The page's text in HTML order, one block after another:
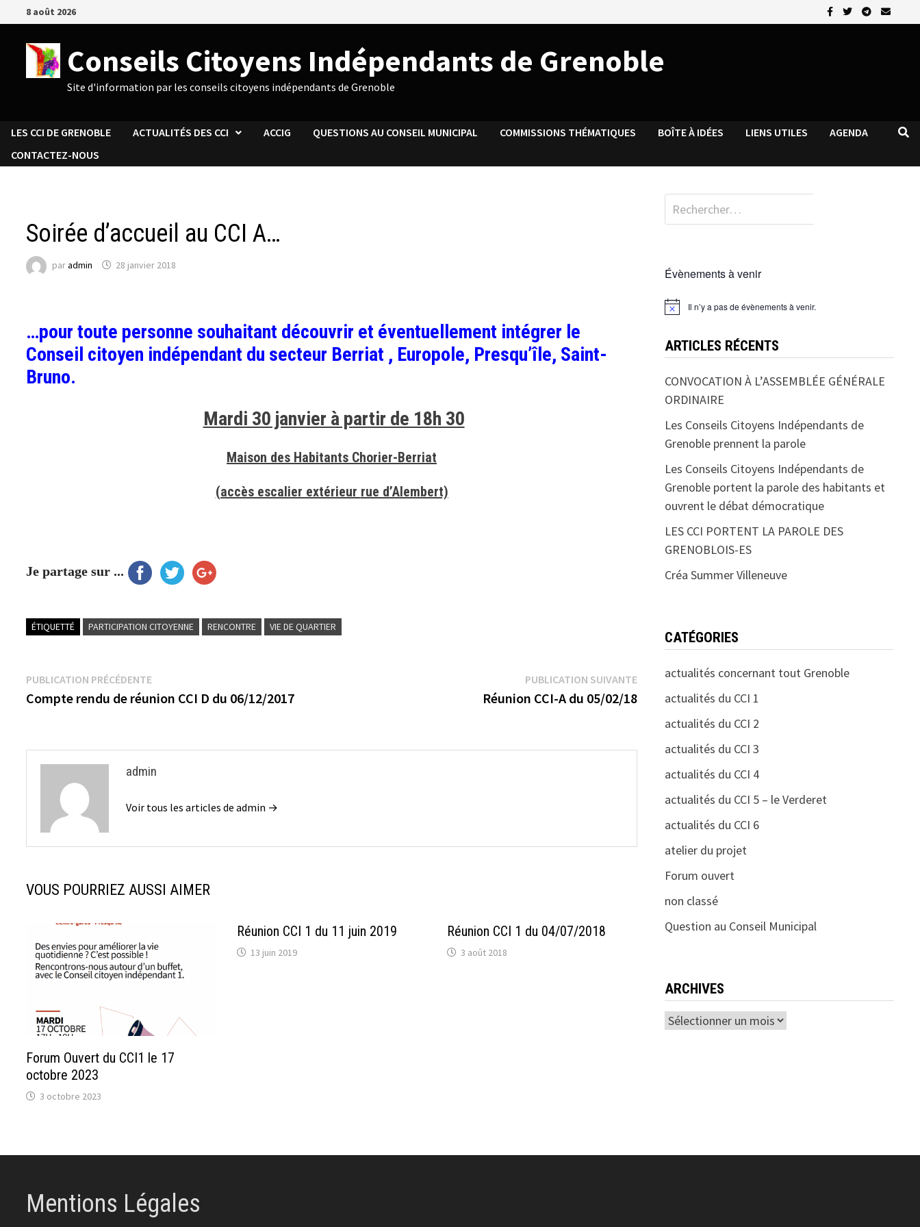
Passer
au
contenu
8 août 2026
Conseils Citoyens Indépendants de Grenoble
Site d'information par les conseils citoyens indépendants de Grenoble
LES CCI DE GRENOBLE ACTUALITÉS DES CCI ACCIG QUESTIONS AU CONSEIL MUNICIPAL COMMISSIONS THÉMATIQUES BOÎTE À IDÉES LIENS UTILES
AGENDA
CONTACTEZ-NOUS
Soirée d’accueil au CCI A…
paradmin 28 janvier 2018
…pour toute personne souhaitant découvrir et éventuellement intégrer le
Conseil citoyen indépendant du secteur Berriat , Europole, Presqu’île, Saint-
Bruno.
Mardi 30 janvier à partir de 18h 30
Maison des Habitants Chorier-Berriat
(accès escalier extérieur rue d’Alembert)
Je partage sur ...
ÉTIQUETTÉ PARTICIPATION CITOYENNE RENCONTRE VIE DE QUARTIER
Navigation
de
PUBLICATION PRÉCÉDENTEPublication
précédente :
Compte rendu de réunion CCI D du 06/12/2017
PUBLICATION SUIVANTEPublication
suivante :
Réunion CCI-A du 05/02/18
admin
Voir tous les articles de admin →
VOUS POURRIEZ AUSSI AIMER
Forum Ouvert du CCI1 le 17
octobre 2023
3 octobre 2023
Réunion CCI 1 du 11 juin 2019
13 juin 2019
Réunion CCI 1 du 04/07/2018
3 août 2018
Rechercher :
Évènements à venir
Il n’y a pas de évènements à venir.
ARTICLES RÉCENTS
CONVOCATION À L’ASSEMBLÉE GÉNÉRALE
ORDINAIRE
Les Conseils Citoyens Indépendants de
Grenoble prennent la parole
Les Conseils Citoyens Indépendants de
Grenoble portent la parole des habitants et
ouvrent le débat démocratique
LES CCI PORTENT LA PAROLE DES
GRENOBLOIS-ES
Créa Summer Villeneuve
CATÉGORIES
actualités concernant tout Grenoble
actualités du CCI 1
actualités du CCI 2
actualités du CCI 3
actualités du CCI 4
actualités du CCI 5 – le Verderet
actualités du CCI 6
atelier du projet
Forum ouvert
non classé
Question au Conseil Municipal
ARCHIVES
Archives
Mentions Légales